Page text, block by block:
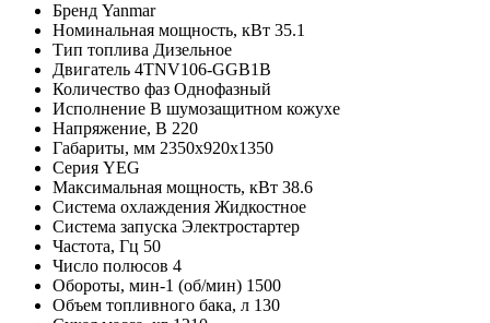
Бренд Yanmar
Номинальная мощность, кВт 35.1
Тип топлива Дизельное
Двигатель 4TNV106-GGB1B
Количество фаз Однофазный
Исполнение В шумозащитном кожухе
Напряжение, В 220
Габариты, мм 2350х920х1350
Серия YEG
Максимальная мощность, кВт 38.6
Система охлаждения Жидкостное
Система запуска Электростартер
Частота, Гц 50
Число полюсов 4
Обороты, мин-1 (об/мин) 1500
Объем топливного бака, л 130